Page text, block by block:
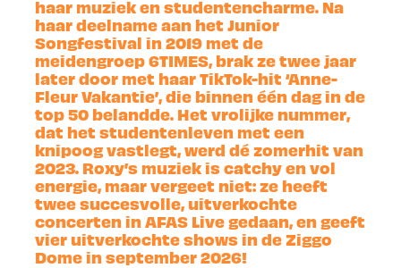
haar muziek en studentencharme. Na
haar deelname aan het Junior
Songfestival in 2019 met de
meidengroep 6TIMES, brak ze twee jaar
later door met haar TikTok-hit ‘Anne-
Fleur Vakantie’, die binnen één dag in de
top 50 belandde. Het vrolijke nummer,
dat het studentenleven met een
knipoog vastlegt, werd dé zomerhit van
2023. Roxy’s muziek is catchy en vol
energie, maar vergeet niet: ze heeft
twee succesvolle, uitverkochte
concerten in AFAS Live gedaan, en geeft
vier uitverkochte shows in de Ziggo
Dome in september 2026!